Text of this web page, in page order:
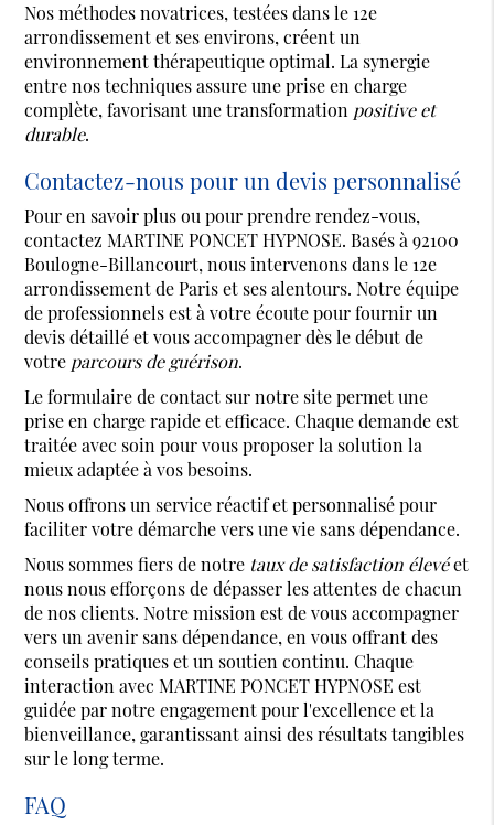
Nos méthodes novatrices, testées dans le 12e
arrondissement et ses environs, créent un
environnement thérapeutique optimal. La synergie
entre nos techniques assure une prise en charge
complète, favorisant une transformation positive et
durable.
Contactez-nous pour un devis personnalisé
Pour en savoir plus ou pour prendre rendez-vous,
contactez MARTINE PONCET HYPNOSE. Basés à 92100
Boulogne-Billancourt, nous intervenons dans le 12e
arrondissement de Paris et ses alentours. Notre équipe
de professionnels est à votre écoute pour fournir un
devis détaillé et vous accompagner dès le début de
votre parcours de guérison.
Le formulaire de contact sur notre site permet une
prise en charge rapide et efficace. Chaque demande est
traitée avec soin pour vous proposer la solution la
mieux adaptée à vos besoins.
Nous offrons un service réactif et personnalisé pour
faciliter votre démarche vers une vie sans dépendance.
Nous sommes fiers de notre taux de satisfaction élevéet
nous nous efforçons de dépasser les attentes de chacun
de nos clients. Notre mission est de vous accompagner
vers un avenir sans dépendance, en vous offrant des
conseils pratiques et un soutien continu. Chaque
interaction avec MARTINE PONCET HYPNOSE est
guidée par notre engagement pour l'excellence et la
bienveillance, garantissant ainsi des résultats tangibles
sur le long terme.
FAQ